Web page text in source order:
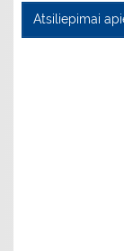
Atsiliepimai